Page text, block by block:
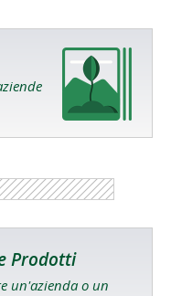
Prodotti
un'azienda o un